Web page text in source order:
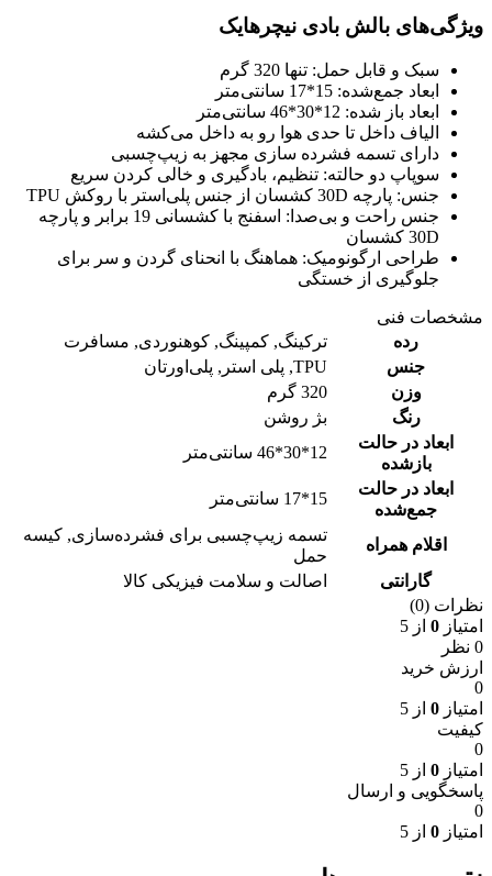
ویژگی‌های بالش بادی نیچرهایک
سبک و قابل حمل: تنها 320 گرم
ابعاد جمع‌شده: 15*17 سانتی‌متر
ابعاد باز شده: 12*30*46 سانتی‌متر
الیاف داخل تا حدی هوا رو به داخل می‌کشه
دارای تسمه فشرده سازی مجهز به زیپ‌چسبی
سوپاپ دو حالته: تنظیم، بادگیری و خالی کردن سریع
جنس: پارچه 30D کشسان از جنس پلی‌استر با روکش TPU
جنس راحت و بی‌صدا: اسفنج با کشسانی 19 برابر و پارچه
30D کشسان
طراحی ارگونومیک: هماهنگ با انحنای گردن و سر برای
جلوگیری از خستگی
مشخصات فنی
رده
ترکینگ, کمپینگ, کوهنوردی, مسافرت
جنس
TPU
, پلی استر , پلی‌اورتان
وزن
320 گرم
رنگ
بژ روشن
ابعاد در حالت
بازشده
12*30*46 سانتی‌متر
ابعاد در حالت
جمع‌شده
15*17 سانتی‌متر
اقلام همراه
تسمه زیپ‌چسبی برای فشرده‌سازی, کیسه
حمل
گارانتی
اصالت و سلامت فیزیکی کالا
نظرات (0)
امتیاز 0 از 5
0 نظر
ارزش خرید
0
امتیاز 0 از 5
کیفیت
0
امتیاز 0 از 5
پاسخگویی و ارسال
0
امتیاز 0 از 5